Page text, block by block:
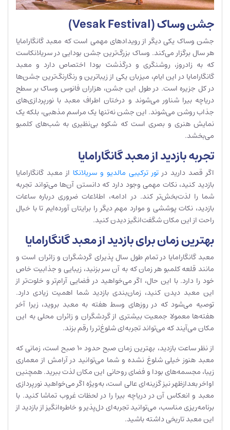
جشن وساک (Vesak Festival)
جشن وساک یکی دیگر از رویدادهای مهمی است که معبد گانگارامایا
هر سال برگزار می‌کند. وساک بزرگ‌ترین جشن بودایی در سریلانکاست
که به زادروز، روشنگری و درگذشت بودا اختصاص دارد و معبد
گانگارامایا در این ایام، میزبان یکی از زیباترین و رنگارنگ‌ترین جشن‌ها
در کل جزیره است. در طول این جشن، هزاران فانوس وساک بر سطح
دریاچه بیرا شناور می‌شوند و درختان اطراف معبد با نورپردازی‌های
جذاب روشن می‌شوند. این جشن نه‌تنها یک مراسم مذهبی، بلکه یک
نمایش هنری و بصری است که شکوه بی‌نظیری به شب‌های کلمبو
می‌بخشد.
تجربه بازدید از معبد گانگارامایا
اگر قصد دارید در تور ترکیبی مالدیو و سریلانکا از معبد گانگارامایا
بازدید کنید، نکات مهمی وجود دارد که دانستن آن‌ها می‌تواند تجربه
شما را لذت‌بخش‌تر کند. در ادامه، اطلاعات ضروری درباره ساعات
بازدید، نکات پوششی و موارد مهم دیگر را برایتان آورده‌ایم تا با خیال
راحت از این مکان شگفت‌انگیز دیدن کنید.
بهترین زمان برای بازدید از معبد گانگارامایا
معبد گانگارامایا در تمام طول سال پذیرای گردشگران و زائران است و
مانند قلعه کلمبو هر زمان که به آن سر بزنید، زیبایی و جذابیت خاص
خود را دارد. با این حال، اگر می‌خواهید در فضایی آرام‌تر و خلوت‌تر از
این معبد دیدن کنید، زمان‌بندی بازدید شما اهمیت زیادی دارد.
توصیه می‌شود که در روزهای وسط هفته به معبد بروید، زیرا آخر
هفته‌ها معمولا جمعیت بیشتری از گردشگران و زائران محلی به این
مکان می‌آیند که می‌تواند تجربه‌ای شلوغ‌تر را رقم بزند.
از نظر ساعت بازدید، بهترین زمان صبح حدود ۱۰ صبح است، زمانی که
معبد هنوز خیلی شلوغ نشده و شما می‌توانید در آرامش از معماری
زیبا، مجسمه‌های بودا و فضای روحانی این مکان لذت ببرید. همچنین
اواخر بعدازظهر نیز گزینه‌ای عالی است، به‌ویژه اگر می‌خواهید نورپردازی
معبد و انعکاس آن در دریاچه بیرا را در لحظات غروب تماشا کنید. با
برنامه‌ریزی مناسب، می‌توانید تجربه‌ای دل‌پذیر و خاطره‌انگیز از بازدید از
این معبد تاریخی داشته باشید.